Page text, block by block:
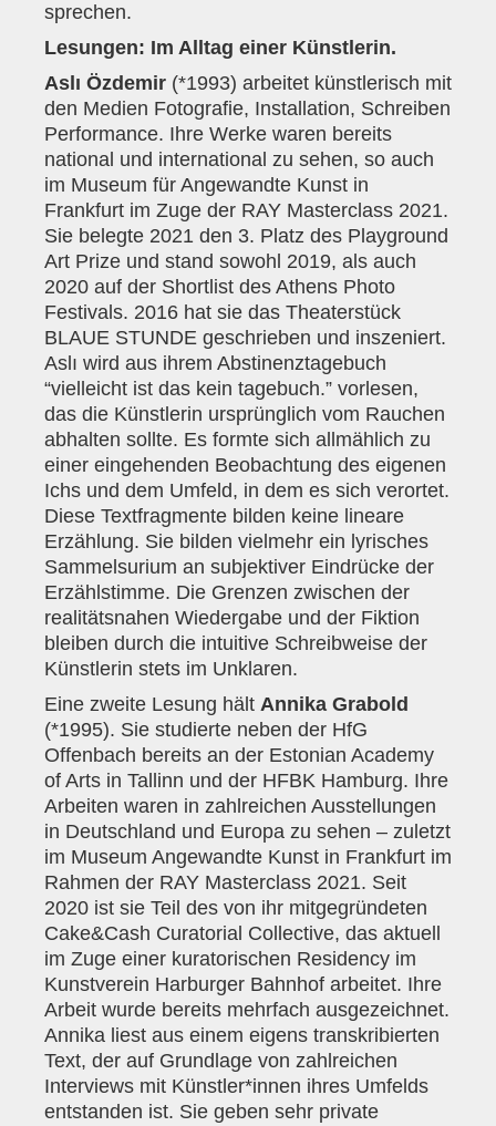
sprechen.
Lesungen: Im Alltag einer Künstlerin.
Aslı Özdemir (*1993) arbeitet künstlerisch mit
den Medien Fotografie, Installation, Schreiben
Performance. Ihre Werke waren bereits
national und international zu sehen, so auch
im Museum für Angewandte Kunst in
Frankfurt im Zuge der RAY Masterclass 2021.
Sie belegte 2021 den 3. Platz des Playground
Art Prize und stand sowohl 2019, als auch
2020 auf der Shortlist des Athens Photo
Festivals. 2016 hat sie das Theaterstück
BLAUE STUNDE geschrieben und inszeniert.
Aslı wird aus ihrem Abstinenztagebuch
“vielleicht ist das kein tagebuch.” vorlesen,
das die Künstlerin ursprünglich vom Rauchen
abhalten sollte. Es formte sich allmählich zu
einer eingehenden Beobachtung des eigenen
Ichs und dem Umfeld, in dem es sich verortet.
Diese Textfragmente bilden keine lineare
Erzählung. Sie bilden vielmehr ein lyrisches
Sammelsurium an subjektiver Eindrücke der
Erzählstimme. Die Grenzen zwischen der
realitätsnahen Wiedergabe und der Fiktion
bleiben durch die intuitive Schreibweise der
Künstlerin stets im Unklaren.
Eine zweite Lesung hält Annika Grabold
(*1995). Sie studierte neben der HfG
Offenbach bereits an der Estonian Academy
of Arts in Tallinn und der HFBK Hamburg. Ihre
Arbeiten waren in zahlreichen Ausstellungen
in Deutschland und Europa zu sehen – zuletzt
im Museum Angewandte Kunst in Frankfurt im
Rahmen der RAY Masterclass 2021. Seit
2020 ist sie Teil des von ihr mitgegründeten
Cake&Cash Curatorial Collective, das aktuell
im Zuge einer kuratorischen Residency im
Kunstverein Harburger Bahnhof arbeitet. Ihre
Arbeit wurde bereits mehrfach ausgezeichnet.
Annika liest aus einem eigens transkribierten
Text, der auf Grundlage von zahlreichen
Interviews mit Künstler*innen ihres Umfelds
entstanden ist. Sie geben sehr private